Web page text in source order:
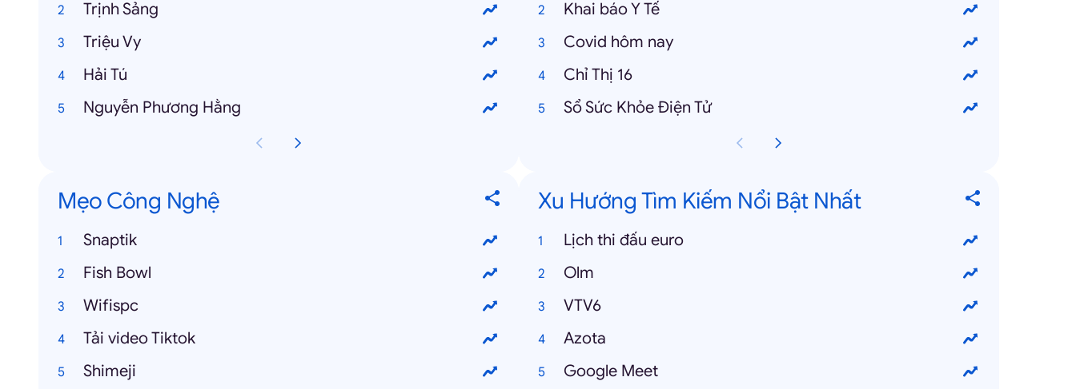
Trịnh Sảng
Triệu Vy
Hải Tú
Nguyễn Phương Hằng
Khai báo Y Tế
Covid hôm nay
Chỉ Thị 16
Sổ Sức Khỏe Điện Tử
Mẹo Công Nghệ
Snaptik
Fish Bowl
Wifispc
Tải video Tiktok
Shimeji
Xu Hướng Tìm Kiếm Nổi Bật Nhất
Lịch thi đấu euro
Olm
VTV6
Azota
Google Meet